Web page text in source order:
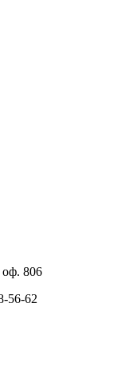
оф. 806
56-62